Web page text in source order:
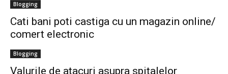
Blogging
Cati bani poti castiga cu un magazin online/
comert electronic
Blogging
Valurile de atacuri asupra spitalelor